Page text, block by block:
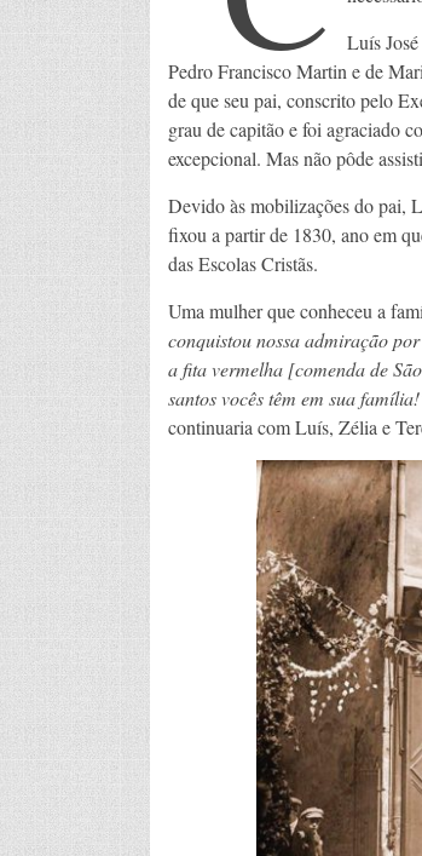
Luís
Pedro Francisco Martin e de
de que seu pai, conscrito pelo
grau de capitão e foi agraciado
excepcional. Mas não pôde
Devido às mobilizações do pai,
fixou a partir de 1830, ano em
das Escolas Cristãs.
Uma mulher que conheceu a
conquistou nossa admiração
a fita vermelha [comenda de
santos vocês têm em sua
continuaria com Luís, Zélia e